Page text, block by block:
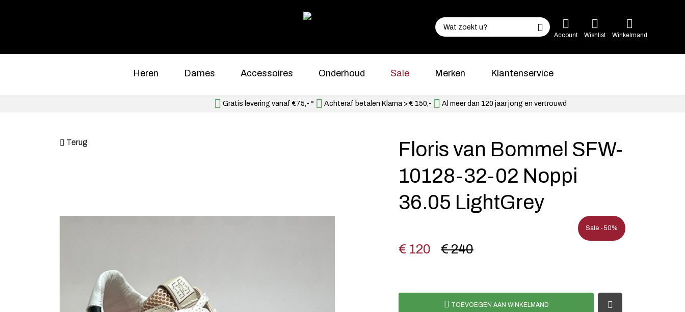
Account Wishlist Winkelmand
Heren Dames Accessoires Onderhoud Sale Merken Klantenservice
Gratis levering vanaf €75,- * Achteraf betalen Klarna > € 150,- Al meer dan 120 jaar jong en vertrouwd
Terug
Floris van Bommel SFW-
10128-32-02 Noppi
36.05 LightGrey
Sale -50%
€ 240
€ 120
TOEVOEGEN AAN WINKELMAND